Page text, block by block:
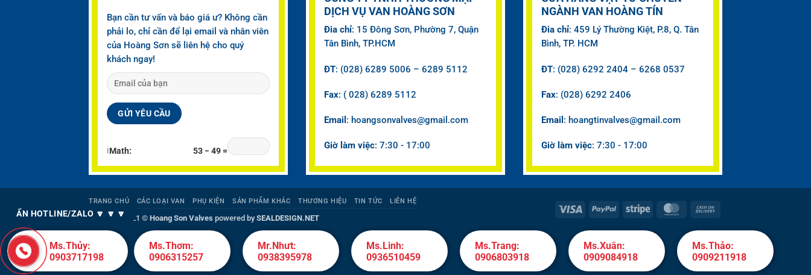
Bạn cần tư vấn và báo giá ư? Không cần
phải lo, chỉ cần để lại email và nhân viên
của Hoàng Sơn sẽ liên hệ cho quý
khách ngay!
ℹMath: 53 − 49 =
DỊCH VỤ VAN HOÀNG SƠN
Đia chỉ: 15 Đông Sơn, Phường 7, Quận
Tân Bình, TP.HCM
ĐT: (028) 6289 5006 – 6289 5112
Fax: ( 028) 6289 5112
Email : hoangsonvalves@gmail.com
Giờ làm việc: 7:30 - 17:00
NGÀNH VAN HOÀNG TÍN
Đia chỉ: 459 Lý Thường Kiệt, P.8, Q. Tân
Bình, TP. HCM
ĐT: (028) 6292 2404 – 6268 0537
Fax: (028) 6292 2406
Email : hoangtinvalves@gmail.com
Giờ làm việc: 7:30 - 17:00
Visa PayPal Stripe MasterCard
TRANG CHỦ CÁC LOẠI VAN PHỤ KIỆN SẢN PHẨM KHÁC THƯƠNG HIỆU TIN TỨC LIÊN HỆ
Copyright 2021 © Hoang Son Valves powered by SEALDESIGN.NET
ẨN HOTLINE/ZALO 🔽 🔽 🔽
Ms.Thủy:
0903717198
Ms.Thơm:
0906315257
Mr.Nhưt:
0938395978
Ms.Linh:
0936510459
Ms.Trang:
0906803918
Ms.Xuân:
0909084918
Ms.Thảo:
0909211918